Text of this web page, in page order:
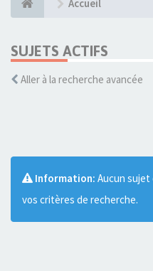
Accueil
SUJETS ACTIFS
Aller à la recherche avancée
Information: Aucun sujet
vos critères de recherche.